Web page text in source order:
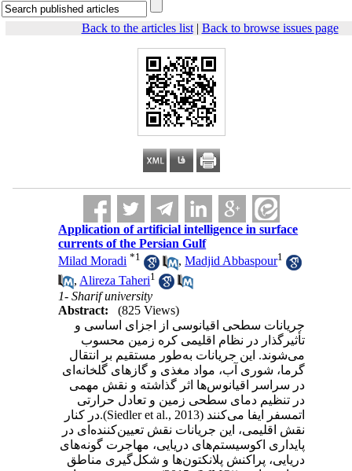
Back to the articles list| Back to browse issues page
Application of artificial intelligence in surface
currents of the Persian Gulf
Milad Moradi *1 ,Madjid Abbaspour1
, Alireza Taheri1
1- Sharif university
Abstract:
(825 Views)
جریانات سطحی اقیانوسی از اجزای اساسی و
تأثیرگذار در نظام اقلیمی کره زمین محسوب
می‌شوند. این جریانات به‌طور مستقیم بر انتقال
گرما، شوری آب، مواد مغذی و گازهای گلخانه‌ای
در سراسر اقیانوس‌ها اثر گذاشته و نقش مهمی
در تنظیم دمای سطحی زمین و تعادل حرارتی
اتمسفر ایفا می‌کنند (Siedler et al., 2013)
.در کنار
نقش اقلیمی، این جریانات نقش تعیین‌کننده‌ای در
پایداری اکوسیستم‌های دریایی، مهاجرت گونه‌های
دریایی، پراکنش پلانکتون‌ها و شکل‌گیری مناطق